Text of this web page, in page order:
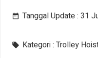
date_range Tanggal Update :31
local_offer Kategori :Trolley